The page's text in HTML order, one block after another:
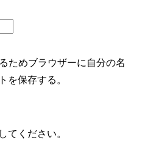
ためブラウザーに自分の名
を保存する。
てください。